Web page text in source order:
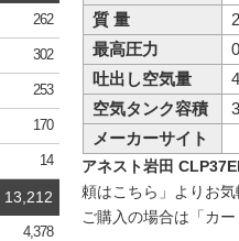
262
302
253
170
14
13,212
4,378
質 量
最高圧力
吐出し空気量
空気タンク容積
メーカーサイト
アネスト岩田
頼はこちら」よりお気
ご購入の場合は「カ